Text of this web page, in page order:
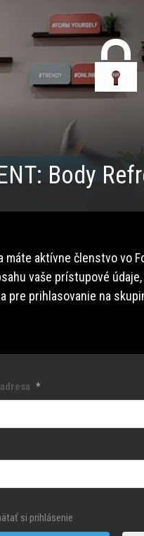
Body
máte aktívne členstvo vo
vaše prístupové
pre prihlasovanie na
*
si prihlásenie